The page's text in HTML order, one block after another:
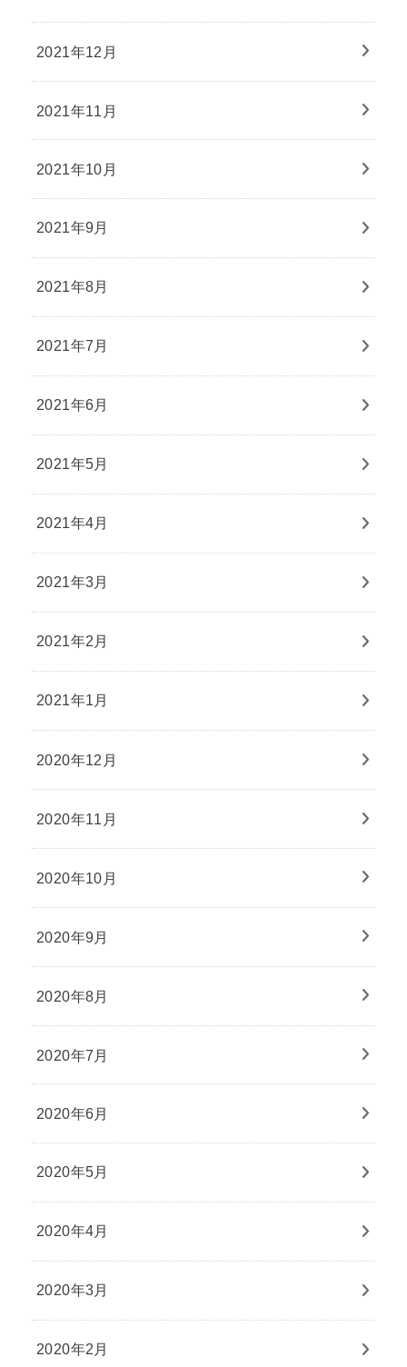
2021年12月
2021年11月
2021年10月
2021年9月
2021年8月
2021年7月
2021年6月
2021年5月
2021年4月
2021年3月
2021年2月
2021年1月
2020年12月
2020年11月
2020年10月
2020年9月
2020年8月
2020年7月
2020年6月
2020年5月
2020年4月
2020年3月
2020年2月